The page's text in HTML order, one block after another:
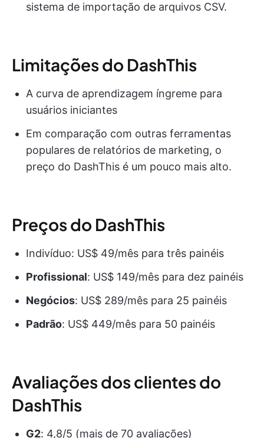
sistema de importação de arquivos CSV.
Limitações do DashThis
A curva de aprendizagem íngreme para
usuários iniciantes
Em comparação com outras ferramentas
populares de relatórios de marketing, o
preço do DashThis é um pouco mais alto.
Preços do DashThis
Indivíduo: US$ 49/mês para três painéis
Profissional: US$ 149/mês para dez painéis
Negócios: US$ 289/mês para 25 painéis
Padrão: US$ 449/mês para 50 painéis
Avaliações dos clientes do
DashThis
G2: 4,8/5 (mais de 70 avaliações)